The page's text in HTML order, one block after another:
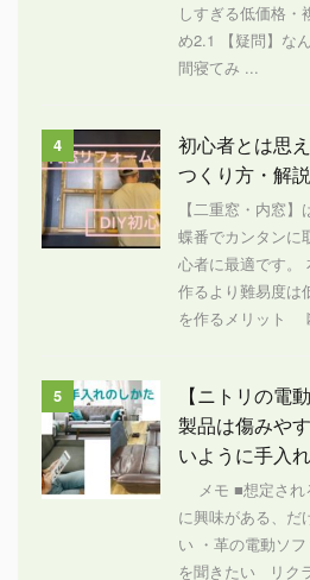
しすぎる低価格・
め2.1 【疑問】な
間寝てみ ...
4
初心者とは思
つくり方・解
【二重窓・内窓】
蝶番でカンタンに
心者に最適です。
作るより難易度は
を作るメリット
5
【ニトリの電
製品は傷みや
いように手入
メモ ■想定さ
に興味がある、だ
い ・革の電動ソ
を聞きたい リク